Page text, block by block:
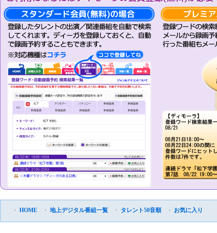
・ HOME ・ 地上デジタル番組一覧 ・ タレント50音順 ・ お気に入り